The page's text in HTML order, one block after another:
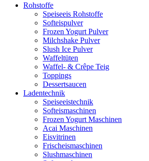
Rohstoffe
Speiseeis Rohstoffe
Softeispulver
Frozen Yogurt Pulver
Milchshake Pulver
Slush Ice Pulver
Waffeltüten
Waffel- & Crêpe Teig
Toppings
Dessertsaucen
Ladentechnik
Speiseeistechnik
Softeismaschinen
Frozen Yogurt Maschinen
Acai Maschinen
Eisvitrinen
Frischeismaschinen
Slushmaschinen